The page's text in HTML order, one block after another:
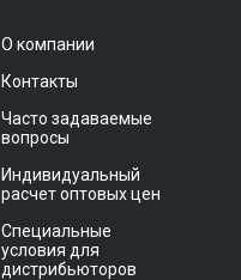
О компании
Контакты
Часто задаваемые
вопросы
Индивидуальный
расчет оптовых цен
Специальные
условия для
дистрибьюторов